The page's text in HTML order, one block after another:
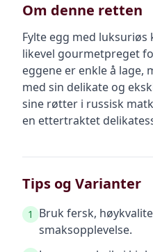
Om denne retten
Fylte egg med luksuriøs
likevel gourmetpreget
eggene er enkle å lage,
med sin delikate og
sine røtter i russisk
en ettertraktet
Tips og Varianter
1
Bruk fersk,
smaksopplevelse.